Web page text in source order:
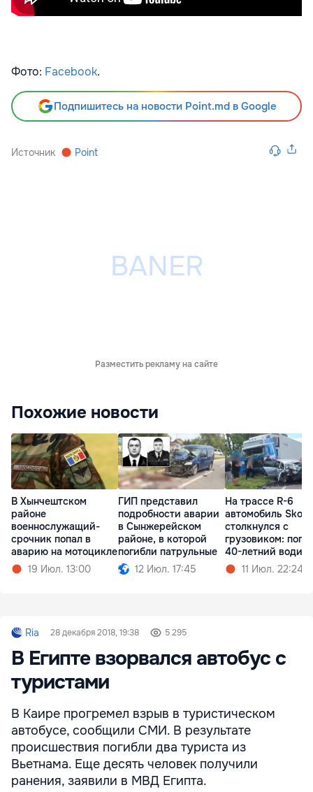
Фото: Facebook.
Подпишитесь на новости Point.md в Google
Источник Point
Разместить рекламу на сайте
Похожие новости
В Хынчештском
районе
военнослужащий-
срочник попал в
аварию на мотоцикле
19 Июл. 13:00
ГИП представил
подробности аварии
в Сынжерейском
районе, в которой
погибли патрульные
12 Июл. 17:45
На трассе R-6
автомобиль
столкнулся с
грузовиком:
40-летний
11 Июл. 22:24
Ria 28 декабря 2018, 19:38 5 295
В Египте взорвался автобус с
туристами
В Каире прогремел взрыв в туристическом
автобусе, сообщили СМИ. В результате
происшествия погибли два туриста из
Вьетнама. Еще десять человек получили
ранения, заявили в МВД Египта.